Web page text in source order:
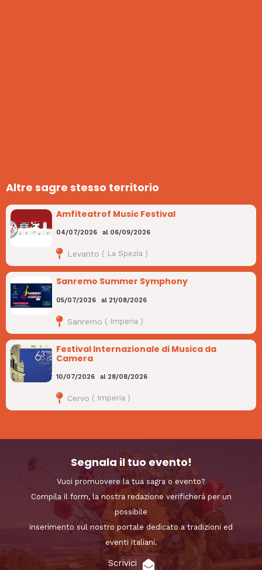
Altre sagre stesso territorio
Amfiteatrof Music Festival
04/07/2026 al 06/09/2026
Levanto ( La Spezia)
Sanremo Summer Symphony
05/07/2026 al 21/08/2026
Sanremo ( Imperia )
Festival Internazionale di Musica da
Camera
10/07/2026 al 28/08/2026
Cervo ( Imperia)
Segnala il tuo evento!
Vuoi promuovere la tua sagra o evento?
Compila il form, la nostra redazione verificherà per un
possibile
inserimento sul nostro portale dedicato a tradizioni ed
eventi italiani.
Scrivici